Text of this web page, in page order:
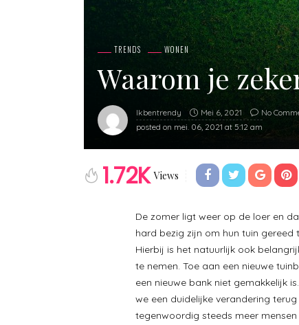
TRENDS WONEN
Waarom je
Ikbentrendy Mei 6, 2021
No
posted on mei. 06, 2021 at 5:12 am
1.72K Views
De zomer ligt weer op de loer en
hard bezig zijn om hun tuin
Hierbij is het natuurlijk ook
te nemen. Toe aan een nieuwe
een nieuwe bank niet gemakkelijk
we een duidelijke verandering
tegenwoordig steeds meer